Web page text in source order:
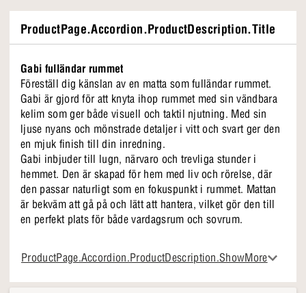
ProductPage.Accordion.ProductDescription.Title
Gabi fulländar rummet
Föreställ dig känslan av en matta som fulländar rummet.
Gabi är gjord för att knyta ihop rummet med sin vändbara
kelim som ger både visuell och taktil njutning. Med sin
ljuse nyans och mönstrade detaljer i vitt och svart ger den
en mjuk finish till din inredning.
Gabi inbjuder till lugn, närvaro och trevliga stunder i
hemmet. Den är skapad för hem med liv och rörelse, där
den passar naturligt som en fokuspunkt i rummet. Mattan
är bekväm att gå på och lätt att hantera, vilket gör den till
en perfekt plats för både vardagsrum och sovrum.
Vändbar kelim för dubbel glädje
Naturliga toner och taktila ytor
ProductPage.Accordion.ProductDescription.ShowMore